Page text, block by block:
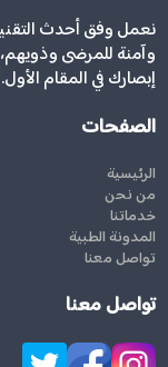
نعمل وفق أحدث
وآمنة للمرضى
إبصارك في المقام الأول.
الصفحات
الرئيسية
من نحن
خدماتنا
المدونة الطبية
تواصل معنا
تواصل معنا